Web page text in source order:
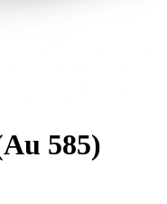
585)